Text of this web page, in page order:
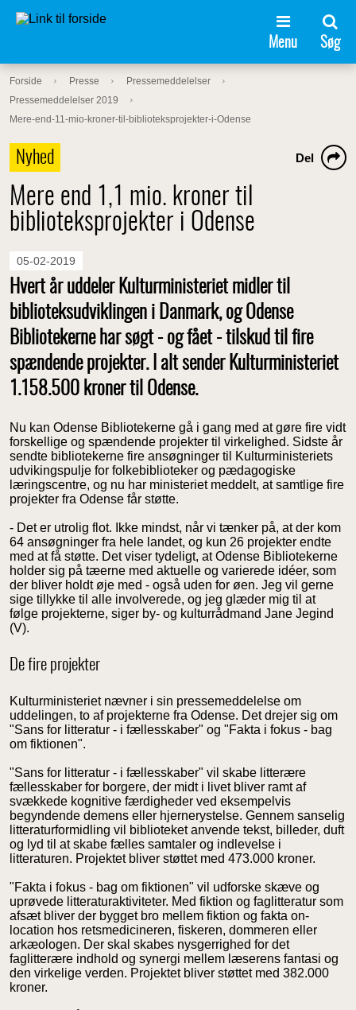
Menu Søg
Forside Presse
Pressemeddelelser
Pressemeddelelser 2019
Mere-end-11-mio-kroner-til-biblioteksprojekter-i-Odense
Nyhed
Mere end 1,1 mio. kroner til
biblioteksprojekter i Odense
Del
05-02-2019
Hvert år uddeler Kulturministeriet midler til
biblioteksudviklingen i Danmark, og Odense
Bibliotekerne har søgt - og fået - tilskud til fire
spændende projekter. I alt sender Kulturministeriet
1.158.500 kroner til Odense.
Nu kan Odense Bibliotekerne gå i gang med at gøre fire vidt
forskellige og spændende projekter til virkelighed. Sidste år
sendte bibliotekerne fire ansøgninger til Kulturministeriets
udvikingspulje for folkebiblioteker og pædagogiske
læringscentre, og nu har ministeriet meddelt, at samtlige fire
projekter fra Odense får støtte.
- Det er utrolig flot. Ikke mindst, når vi tænker på, at der kom
64 ansøgninger fra hele landet, og kun 26 projekter endte
med at få støtte. Det viser tydeligt, at Odense Bibliotekerne
holder sig på tæerne med aktuelle og varierede idéer, som
der bliver holdt øje med - også uden for øen. Jeg vil gerne
sige tillykke til alle involverede, og jeg glæder mig til at
følge projekterne, siger by- og kulturrådmand Jane Jegind
(V).
De fire projekter
Kulturministeriet nævner i sin pressemeddelelse om
uddelingen, to af projekterne fra Odense. Det drejer sig om
"Sans for litteratur - i fællesskaber" og "Fakta i fokus - bag
om fiktionen".
"Sans for litteratur - i fællesskaber" vil skabe litterære
fællesskaber for borgere, der midt i livet bliver ramt af
svækkede kognitive færdigheder ved eksempelvis
begyndende demens eller hjernerystelse. Gennem sanselig
litteraturformidling vil biblioteket anvende tekst, billeder, duft
og lyd til at skabe fælles samtaler og indlevelse i
litteraturen. Projektet bliver støttet med 473.000 kroner.
"Fakta i fokus - bag om fiktionen" vil udforske skæve og
uprøvede litteraturaktiviteter. Med fiktion og faglitteratur som
afsæt bliver der bygget bro mellem fiktion og fakta on-
location hos retsmedicineren, fiskeren, dommeren eller
arkæologen. Der skal skabes nysgerrighed for det
faglitterære indhold og synergi mellem læserens fantasi og
den virkelige verden. Projektet bliver støttet med 382.000
kroner.